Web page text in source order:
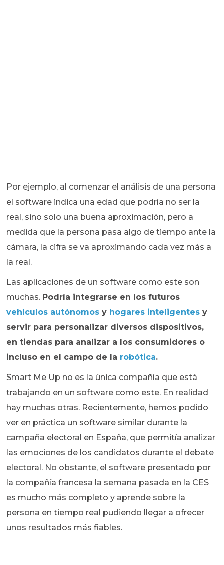
Por ejemplo, al comenzar el análisis de una persona
el software indica una edad que podría no ser la
real, sino solo una buena aproximación, pero a
medida que la persona pasa algo de tiempo ante la
cámara, la cifra se va aproximando cada vez más a
la real.
Las aplicaciones de un software como este son
muchas. Podría integrarse en los futuros
vehículos autónomos y hogares inteligentes y
servir para personalizar diversos dispositivos,
en tiendas para analizar a los consumidores o
incluso en el campo de la robótica.
Smart Me Up no es la única compañía que está
trabajando en un software como este. En realidad
hay muchas otras. Recientemente, hemos podido
ver en práctica un software similar durante la
campaña electoral en España, que permitía analizar
las emociones de los candidatos durante el debate
electoral. No obstante, el software presentado por
la compañía francesa la semana pasada en la CES
es mucho más completo y aprende sobre la
persona en tiempo real pudiendo llegar a ofrecer
unos resultados más fiables.